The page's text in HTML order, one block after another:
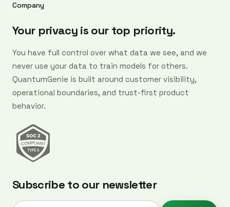
Company
Your privacy is our top priority.
You have full control over what data we see, and we
never use your data to train models for others.
QuantumGenie is built around customer visibility,
operational boundaries, and trust-first product
behavior.
Subscribe to our newsletter